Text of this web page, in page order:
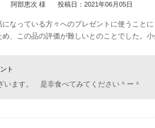
阿部恵次 様 投稿日：2021年06月05日
なっている方々へのプレゼントに使うこと
め、この品の評価が難しいとのことでした。
ト
います。 是非食べてみてください＾ー＾